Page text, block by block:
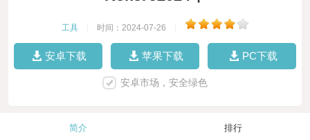
工具 时间：2024-07-26
安卓下载 苹果下载 PC下载
安卓市场，安全绿色
简介 排行